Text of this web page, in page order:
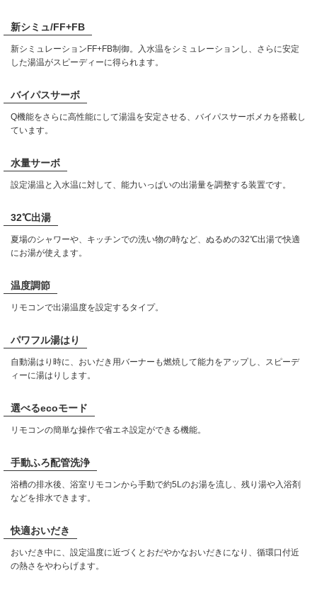
新シミュ/FF+FB
新シミュレーションFF+FB制御。入水温をシミュレーションし、さらに安定
した湯温がスピーディーに得られます。
バイパスサーボ
Q機能をさらに高性能にして湯温を安定させる、バイパスサーボメカを搭載し
ています。
水量サーボ
設定湯温と入水温に対して、能力いっぱいの出湯量を調整する装置です。
32℃出湯
夏場のシャワーや、キッチンでの洗い物の時など、ぬるめの32℃出湯で快適
にお湯が使えます。
温度調節
リモコンで出湯温度を設定するタイプ。
パワフル湯はり
自動湯はり時に、おいだき用バーナーも燃焼して能力をアップし、スピーデ
ィーに湯はりします。
選べるecoモード
リモコンの簡単な操作で省エネ設定ができる機能。
手動ふろ配管洗浄
浴槽の排水後、浴室リモコンから手動で約5Lのお湯を流し、残り湯や入浴剤
などを排水できます。
快適おいだき
おいだき中に、設定温度に近づくとおだやかなおいだきになり、循環口付近
の熱さをやわらげます。